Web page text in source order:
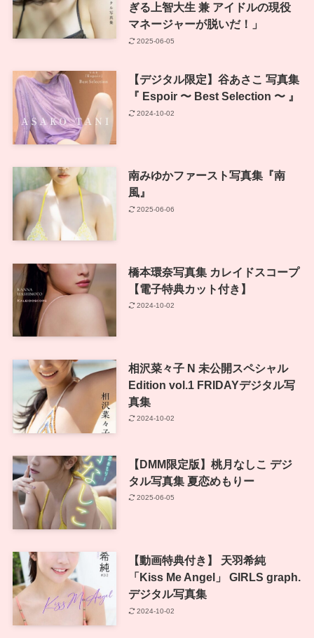
ぎる上智大生 兼 アイドルの現役
マネージャーが脱いだ！」
2025-06-05
【デジタル限定】谷あさこ 写真集
『 Espoir 〜 Best Selection 〜 』
2024-10-02
南みゆかファースト写真集『南
風』
2025-06-06
橋本環奈写真集 カレイドスコープ
【電子特典カット付き】
2024-10-02
相沢菜々子 N 未公開スペシャル
Edition vol.1 FRIDAYデジタル写
真集
2024-10-02
【DMM限定版】桃月なしこ デジ
タル写真集 夏恋めもりー
2025-06-05
【動画特典付き】 天羽希純
「Kiss Me Angel」 GIRLS graph.
デジタル写真集
2024-10-02